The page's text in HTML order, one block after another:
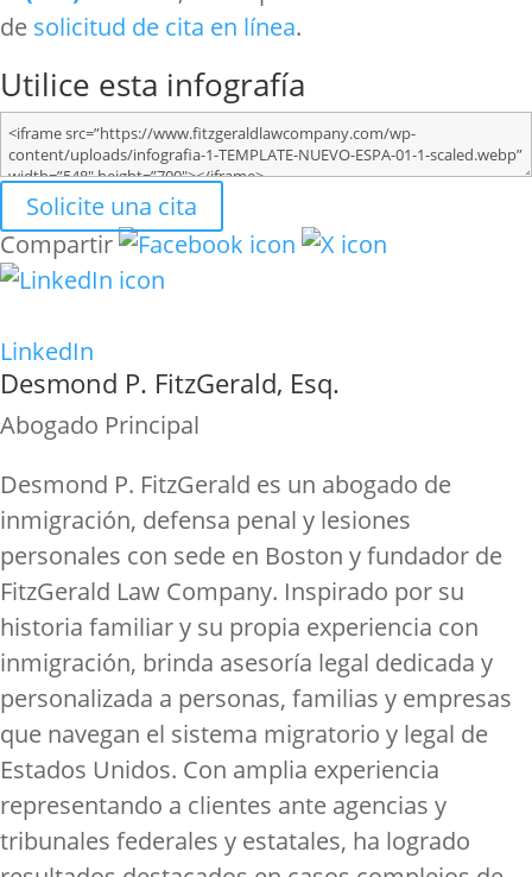
de solicitud de cita en línea.
Utilice esta infografía
Solicite una cita
Compartir
LinkedIn
Desmond P. FitzGerald, Esq.
Abogado Principal
Desmond P. FitzGerald es un abogado de
inmigración, defensa penal y lesiones
personales con sede en Boston y fundador de
FitzGerald Law Company. Inspirado por su
historia familiar y su propia experiencia con
inmigración, brinda asesoría legal dedicada y
personalizada a personas, familias y empresas
que navegan el sistema migratorio y legal de
Estados Unidos. Con amplia experiencia
representando a clientes ante agencias y
tribunales federales y estatales, ha logrado